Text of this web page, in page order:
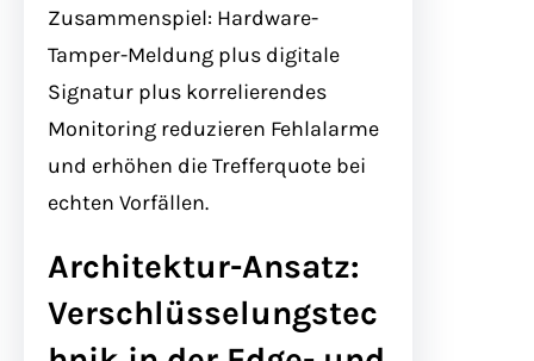
Zusammenspiel: Hardware-
Tamper-Meldung plus digitale
Signatur plus korrelierendes
Monitoring reduzieren Fehlalarme
und erhöhen die Trefferquote bei
echten Vorfällen.
Architektur-Ansatz:
Verschlüsselungstec